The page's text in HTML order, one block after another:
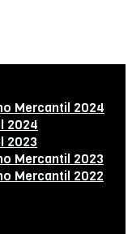
Mercantil 2024
2024
2023
Mercantil 2023
Mercantil 2022